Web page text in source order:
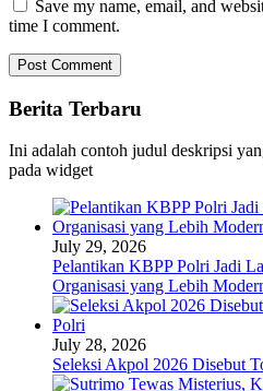
Save my name, email, and
time I comment.
Berita Terbaru
Ini adalah contoh judul deskripsi
pada widget
July 29, 2026
Pelantikan KBPP Polri Jadi
Organisasi yang Lebih
July 28, 2026
Seleksi Akpol 2026 Disebut